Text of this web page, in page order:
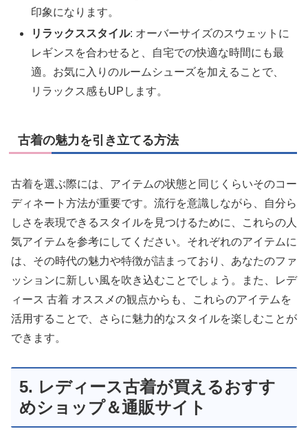
印象になります。
リラックススタイル: オーバーサイズのスウェットに
レギンスを合わせると、自宅での快適な時間にも最
適。お気に入りのルームシューズを加えることで、
リラックス感もUPします。
古着の魅力を引き立てる方法
古着を選ぶ際には、アイテムの状態と同じくらいそのコー
ディネート方法が重要です。流行を意識しながら、自分ら
しさを表現できるスタイルを見つけるために、これらの人
気アイテムを参考にしてください。それぞれのアイテムに
は、その時代の魅力や特徴が詰まっており、あなたのファ
ッションに新しい風を吹き込むことでしょう。また、
レデ
ィース 古着 オススメの観点からも、これらのアイテムを
活用することで、さらに魅力的なスタイルを楽しむことが
できます。
5. レディース古着が買えるおすす
めショップ＆通販サイト